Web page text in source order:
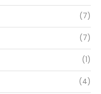
(7)
(7)
(1)
(4)